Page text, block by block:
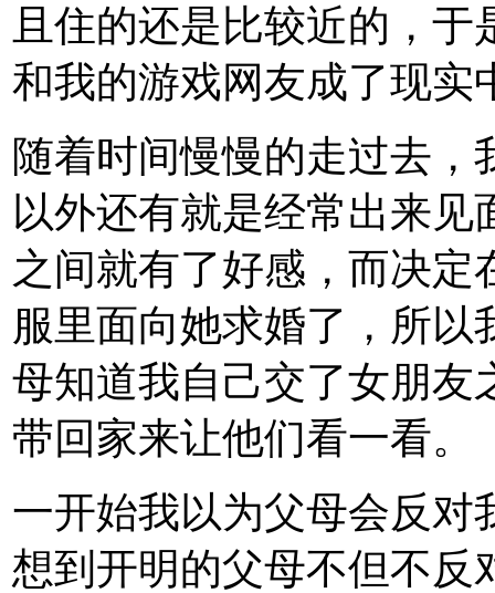
且住的还是比较近的，
和我的游戏网友成了现实
随着时间慢慢的走过去，
以外还有就是经常出来
之间就有了好感，而决
服里面向她求婚了，所
母知道我自己交了女朋友
带回家来让他们看一看。
一开始我以为父母会反对
想到开明的父母不但不反